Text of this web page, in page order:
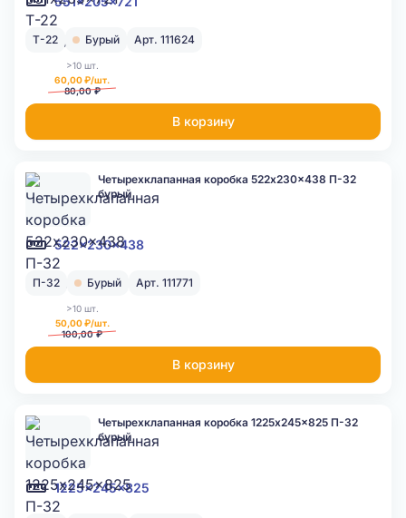
Т-22 Бурый Арт. 111624
>10 шт.
60,00 ₽/шт.
80,00 ₽
В корзину
522x230x438
Четырехклапанная коробка 522x230x438 П-32
бурый
П-32 Бурый Арт. 111771
>10 шт.
50,00 ₽/шт.
100,00 ₽
В корзину
1225x245x825
Четырехклапанная коробка 1225x245x825 П-32
бурый